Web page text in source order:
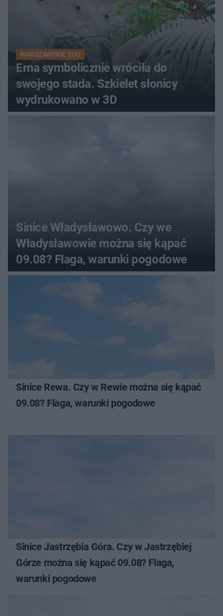
WARSZAWSKIE ZOO
Erna symbolicznie wróciła do
swojego stada. Szkielet słonicy
wydrukowano w 3D
Sinice Władysławowo. Czy we
Władysławowie można się kąpać
09.08? Flaga, warunki pogodowe
Sinice Rewa. Czy w Rewie można się kąpać
09.08? Flaga, warunki pogodowe
Sinice Jastrzębia Góra. Czy w Jastrzębiej
Górze można się kąpać 09.08? Flaga,
warunki pogodowe